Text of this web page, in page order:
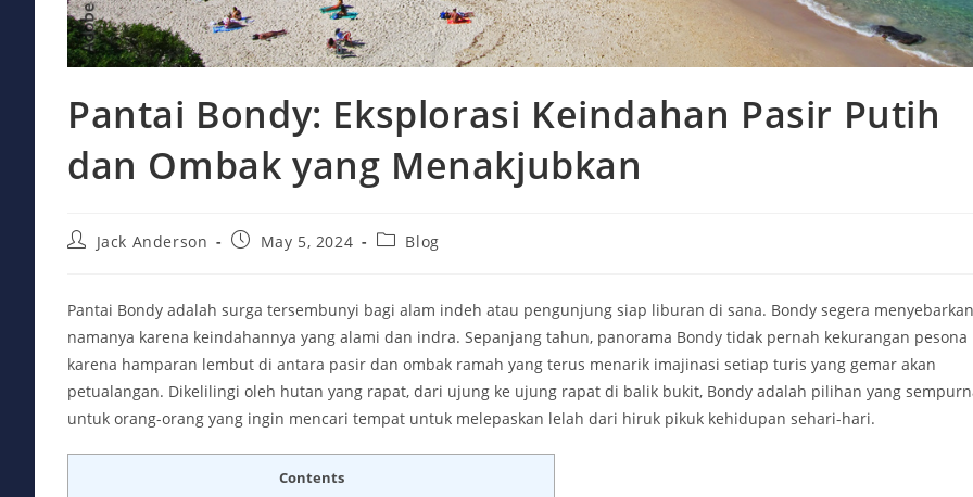
Pantai Bondy: Eksplorasi Keindahan Pasir Putih
dan Ombak yang Menakjubkan
PostJack Anderson
PostMay 5, 2024
PostBlog
Pantai Bondy adalah surga tersembunyi bagi alam indeh atau pengunjung siap liburan di sana. Bondy segera menyebarkan
namanya karena keindahannya yang alami dan indra. Sepanjang tahun, panorama Bondy tidak pernah kekurangan pesona
karena hamparan lembut di antara pasir dan ombak ramah yang terus menarik imajinasi setiap turis yang gemar akan
petualangan. Dikelilingi oleh hutan yang rapat, dari ujung ke ujung rapat di balik bukit, Bondy adalah pilihan yang
untuk orang-orang yang ingin mencari tempat untuk melepaskan lelah dari hiruk pikuk kehidupan sehari-hari.
Contents